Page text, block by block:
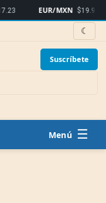
EUR/MXN $19.91
☾
Suscríbete
☰